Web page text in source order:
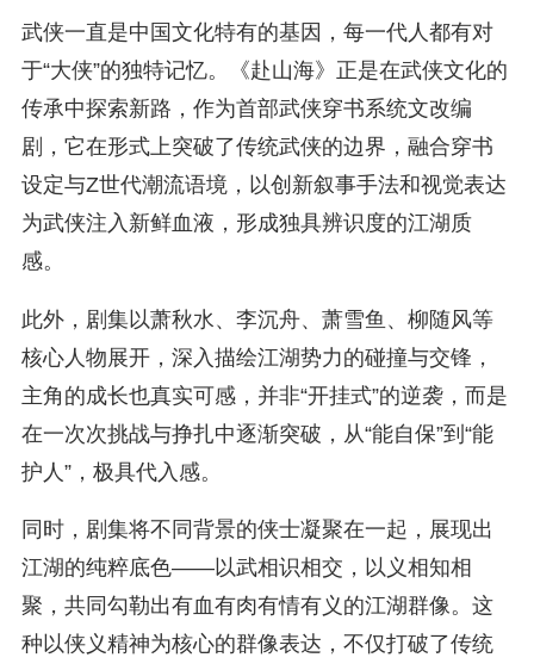
武侠一直是中国文化特有的基因，每一代人都有对
于“大侠”的独特记忆。《赴山海》正是在武侠文化的
传承中探索新路，作为首部武侠穿书系统文改编
剧，它在形式上突破了传统武侠的边界，融合穿书
设定与Z世代潮流语境，以创新叙事手法和视觉表达
为武侠注入新鲜血液，形成独具辨识度的江湖质
感。
此外，剧集以萧秋水、李沉舟、萧雪鱼、柳随风等
核心人物展开，深入描绘江湖势力的碰撞与交锋，
主角的成长也真实可感，并非“开挂式”的逆袭，而是
在一次次挑战与挣扎中逐渐突破，从“能自保”到“能
护人”，极具代入感。
同时，剧集将不同背景的侠士凝聚在一起，展现出
江湖的纯粹底色——以武相识相交，以义相知相
聚，共同勾勒出有血有肉有情有义的江湖群像。这
种以侠义精神为核心的群像表达，不仅打破了传统